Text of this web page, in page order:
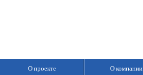
О проекте О компании